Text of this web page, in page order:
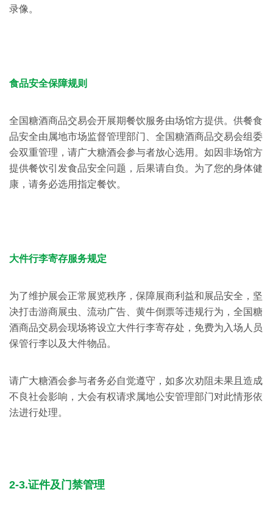
录像。
食品安全保障规则
全国糖酒商品交易会开展期餐饮服务由场馆方提供。供餐食
品安全由属地市场监督管理部门、全国糖酒商品交易会组委
会双重管理，请广大糖酒会参与者放心选用。如因非场馆方
提供餐饮引发食品安全问题，后果请自负。为了您的身体健
康，请务必选用指定餐饮。
大件行李寄存服务规定
为了维护展会正常展览秩序，保障展商利益和展品安全，坚
决打击游商展虫、流动广告、黄牛倒票等违规行为，全国糖
酒商品交易会现场将设立大件行李寄存处，免费为入场人员
保管行李以及大件物品。
请广大糖酒会参与者务必自觉遵守，如多次劝阻未果且造成
不良社会影响，大会有权请求属地公安管理部门对此情形依
法进行处理。
2-3.证件及门禁管理